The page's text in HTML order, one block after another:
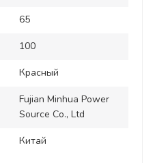
65
100
Красный
Fujian Minhua Power
Source Co., Ltd
Китай